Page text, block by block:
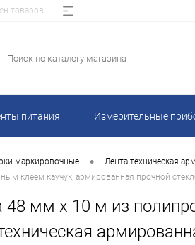
товаров
питания Измерительные
маркировочные • Лента техническая
клеем каучук, армированная прочной
48 мм х 10 м из